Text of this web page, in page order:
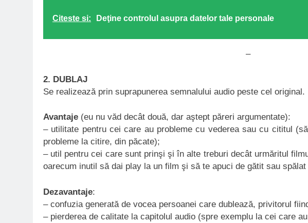
Citeste si: Deţine controlul asupra datelor tale personale
–
2. DUBLAJ
Se realizează prin suprapunerea semnalului audio peste cel original.
Avantaje (eu nu văd decât două, dar aştept păreri argumentate):
– utilitate pentru cei care au probleme cu vederea sau cu cititul
probleme la citire, din păcate);
– util pentru cei care sunt prinşi şi în alte treburi decât urmăritul
oarecum inutil să dai play la un film şi să te apuci de gătit sau
Dezavantaje:
– confuzia generată de vocea persoanei care dublează, privitorul
– pierderea de calitate la capitolul audio (spre exemplu la cei care